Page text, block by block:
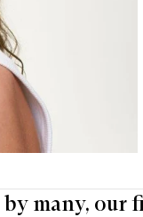
many, our